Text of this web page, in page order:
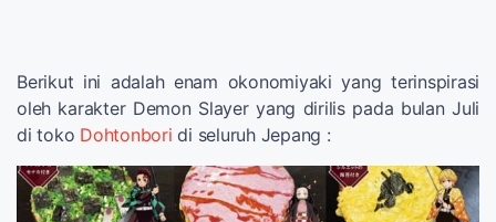
Berikut ini adalah enam okonomiyaki yang terinspirasi
oleh karakter Demon Slayer yang dirilis pada bulan Juli
di toko Dohtonbori di seluruh Jepang :